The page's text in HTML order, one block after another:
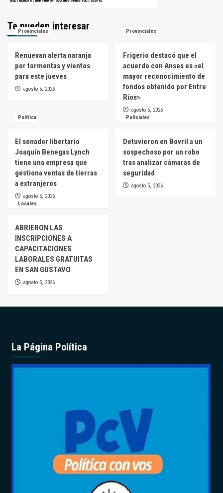
Te pueden interesar
Provinciales
Renuevan alerta naranja
por tormentas y vientos
para este jueves
agosto 5, 2026
Provinciales
Frigerio destacó que el
acuerdo con Anses es «el
mayor reconocimiento de
fondos obtenido por Entre
Ríos»
agosto 5, 2026
Política
El senador libertario
Joaquín Benegas Lynch
tiene una empresa que
gestiona ventas de tierras
a extranjeros
agosto 5, 2026
Policiales
Detuvieron en Bovril a un
sospechoso por un robo
tras analizar cámaras de
seguridad
agosto 5, 2026
Locales
ABRIERON LAS
INSCRIPCIONES A
CAPACITACIONES
LABORALES GRATUITAS
EN SAN GUSTAVO
agosto 5, 2026
La Página Política